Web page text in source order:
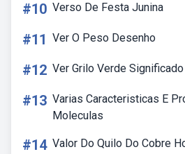
#10 Verso De Festa Junina
#11 Ver O Peso Desenho
#12 Ver Grilo Verde Significado
#13 Varias Caracteristicas E
Moleculas
#14 Valor Do Quilo Do Cobre